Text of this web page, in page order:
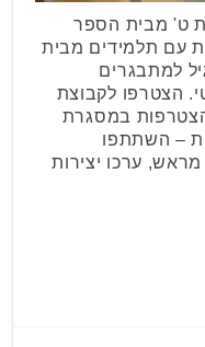
ט' מבית הספר
עם תלמידים מבית
למתבגרים
הצטרפו לקבוצת
במסגרת
– השתתפו
ערכו יצירות